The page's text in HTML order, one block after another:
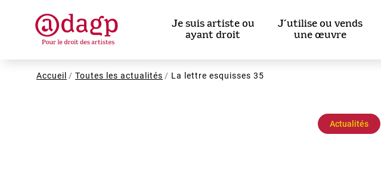
Je suis artiste ou
ayant droit
J’utilise ou vends
une œuvre
Fil
Accueil Toutes les actualités La lettre esquisses 35
Actualités